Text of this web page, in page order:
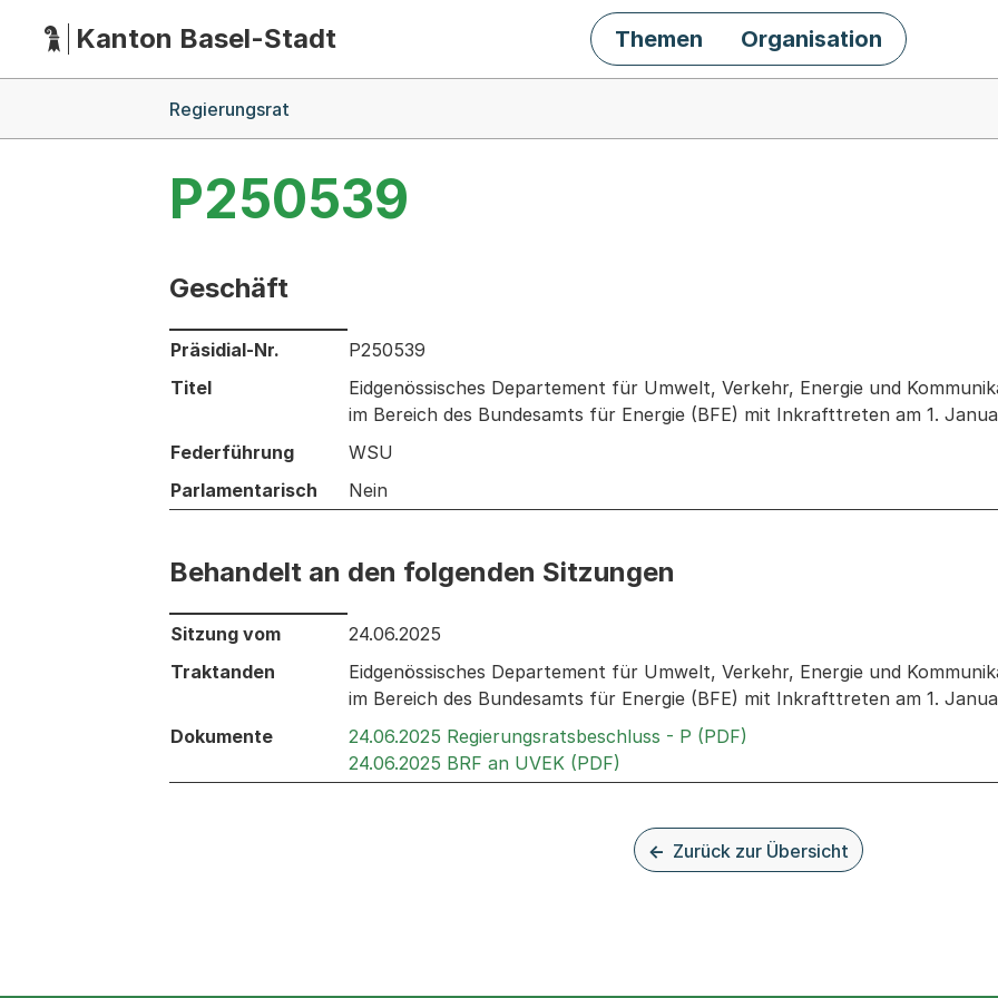
HauptnavigationKanton Basel-Stadt Themen Organisation
Regierungsrat
P250539
Geschäft
Informationen zum Ausgewählten Geschäft
Präsidial-Nr.
P250539
Titel
Eidgenössisches Departement für Umwelt, Verkehr, Energie und
im Bereich des Bundesamts für Energie (BFE) mit Inkrafttreten am 1.
Federführung
WSU
Parlamentarisch
Nein
Behandelt an den folgenden Sitzungen
Behandelt an den folgenden Sitzungen: Informationen zu den Sitzungen zum Geschäft
Sitzung vom
24.06.2025
Traktanden
Eidgenössisches Departement für Umwelt, Verkehr, Energie und
im Bereich des Bundesamts für Energie (BFE) mit Inkrafttreten am 1.
Dokumente
24.06.2025 Regierungsratsbeschluss - P (PDF)
24.06.2025 BRF an UVEK (PDF)
Zurück zur Übersicht